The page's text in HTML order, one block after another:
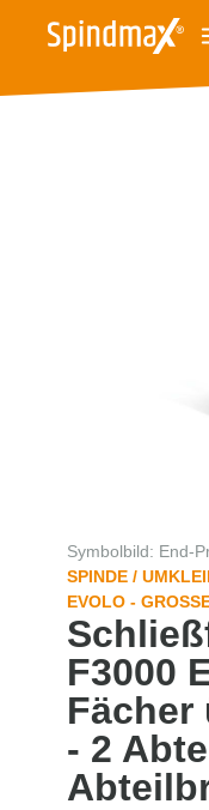
Symbolbild: End-
SPINDE /
EVOLO -
F3000
Fächer
- 2